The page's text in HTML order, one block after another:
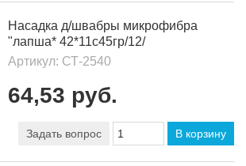
Насадка д/швабры микрофибра
"лапша* 42*11с45гр/12/
Артикул: СТ-2540
64,53 руб.
Задать вопрос В корзину